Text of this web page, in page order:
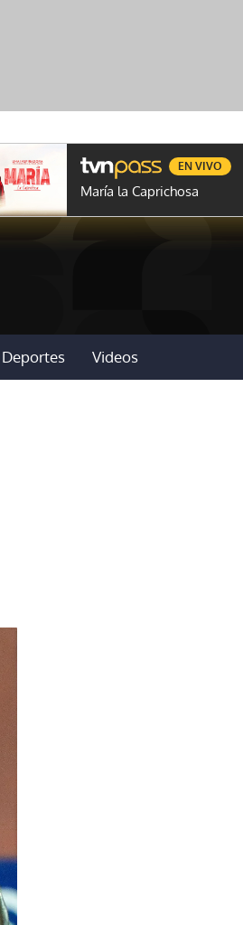
PROGRAMAS GENTE TVN
María la Caprichosa
EN VIVO
Videos